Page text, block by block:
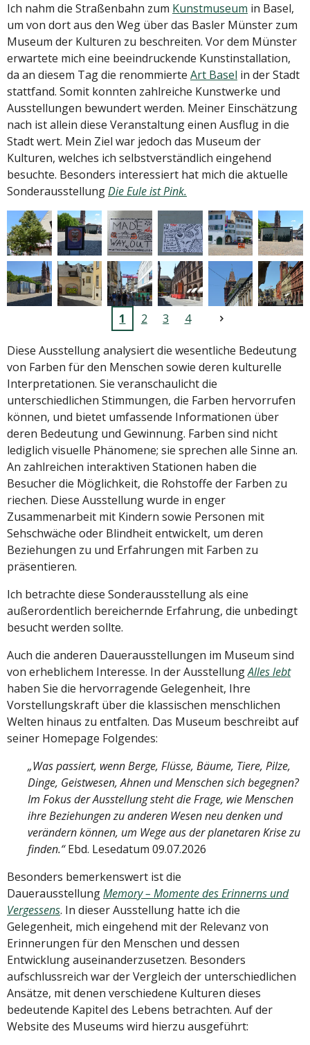
Ich nahm die Straßenbahn zum Kunstmuseum in Basel,
um von dort aus den Weg über das Basler Münster zum
Museum der Kulturen zu beschreiten. Vor dem Münster
erwartete mich eine beeindruckende Kunstinstallation,
da an diesem Tag die renommierte Art Basel in der Stadt
stattfand. Somit konnten zahlreiche Kunstwerke und
Ausstellungen bewundert werden. Meiner Einschätzung
nach ist allein diese Veranstaltung einen Ausflug in die
Stadt wert. Mein Ziel war jedoch das Museum der
Kulturen, welches ich selbstverständlich eingehend
besuchte. Besonders interessiert hat mich die aktuelle
SonderausstellungDie Eule ist Pink.
1 2 3 4
Diese Ausstellung analysiert die wesentliche Bedeutung
von Farben für den Menschen sowie deren kulturelle
Interpretationen. Sie veranschaulicht die
unterschiedlichen Stimmungen, die Farben hervorrufen
können, und bietet umfassende Informationen über
deren Bedeutung und Gewinnung. Farben sind nicht
lediglich visuelle Phänomene; sie sprechen alle Sinne an.
An zahlreichen interaktiven Stationen haben die
Besucher die Möglichkeit, die Rohstoffe der Farben zu
riechen. Diese Ausstellung wurde in enger
Zusammenarbeit mit Kindern sowie Personen mit
Sehschwäche oder Blindheit entwickelt, um deren
Beziehungen zu und Erfahrungen mit Farben zu
präsentieren.
Ich betrachte diese Sonderausstellung als eine
außerordentlich bereichernde Erfahrung, die unbedingt
besucht werden sollte.
Auch die anderen Dauerausstellungen im Museum sind
von erheblichem Interesse. In der AusstellungAlles lebt
haben Sie die hervorragende Gelegenheit, Ihre
Vorstellungskraft über die klassischen menschlichen
Welten hinaus zu entfalten. Das Museum beschreibt auf
seiner Homepage Folgendes:
„Was passiert, wenn Berge, Flüsse, Bäume, Tiere, Pilze,
Dinge, Geistwesen, Ahnen und Menschen sich begegnen?
Im Fokus der Ausstellung steht die Frage, wie Menschen
ihre Beziehungen zu anderen Wesen neu denken und
verändern können, um Wege aus der planetaren Krise zu
finden.“Ebd. Lesedatum 09.07.2026
Besonders bemerkenswert ist die
DauerausstellungMemory – Momente des Erinnerns und
Vergessens. In dieser Ausstellung hatte ich die
Gelegenheit, mich eingehend mit der Relevanz von
Erinnerungen für den Menschen und dessen
Entwicklung auseinanderzusetzen. Besonders
aufschlussreich war der Vergleich der unterschiedlichen
Ansätze, mit denen verschiedene Kulturen dieses
bedeutende Kapitel des Lebens betrachten. Auf der
Website des Museums wird hierzu ausgeführt: